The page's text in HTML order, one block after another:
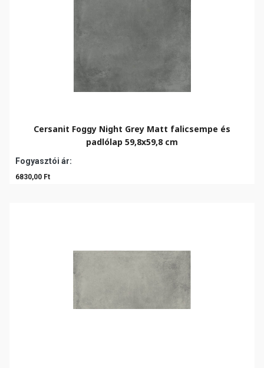
Cersanit Foggy Night Grey Matt falicsempe és
padlólap 59,8x59,8 cm
Fogyasztói ár:
6830,00 Ft